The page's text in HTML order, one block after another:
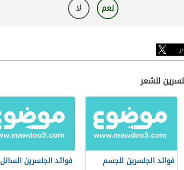
نعم لا
للشعر
فوائد الجلسرين للجسم
فوائد الجلسرين السائل